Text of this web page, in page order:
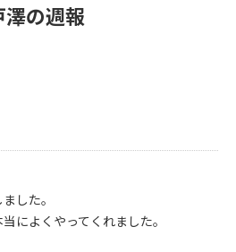
澤の週報
した。
によくやってくれました。